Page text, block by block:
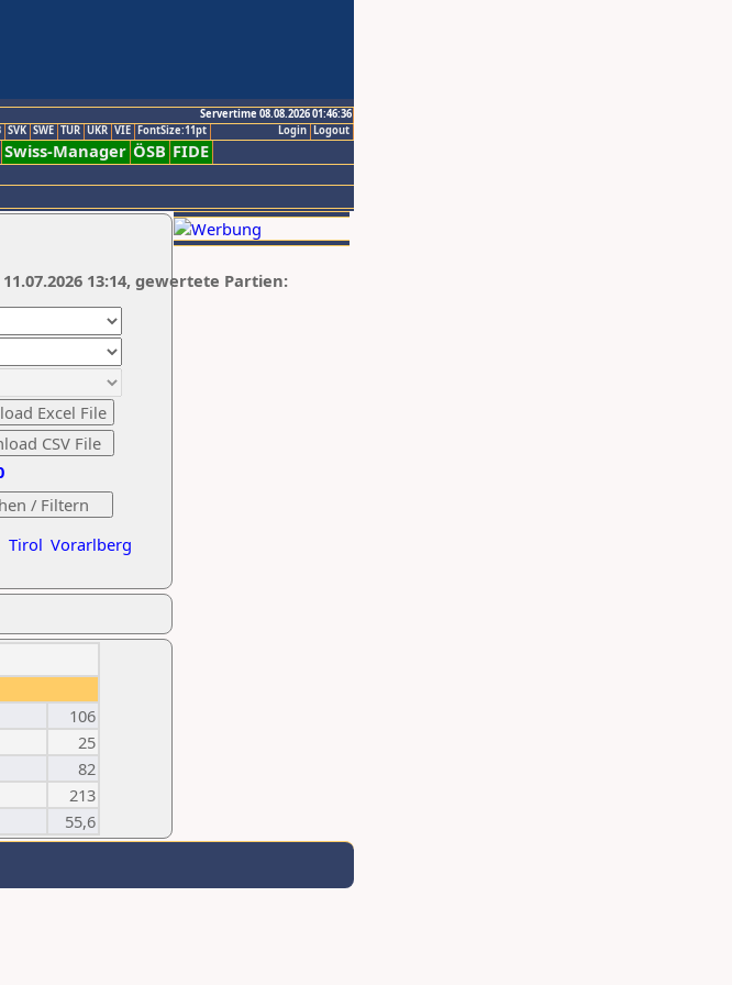
Servertime 08.08.2026 01:46:36
Logout
Login
SVK SWE TUR UKR VIE FontSize:11pt
Swiss-Manager ÖSB FIDE
Tirol Vorarlberg
13:14, gewertete Partien:
106
25
82
213
55,6